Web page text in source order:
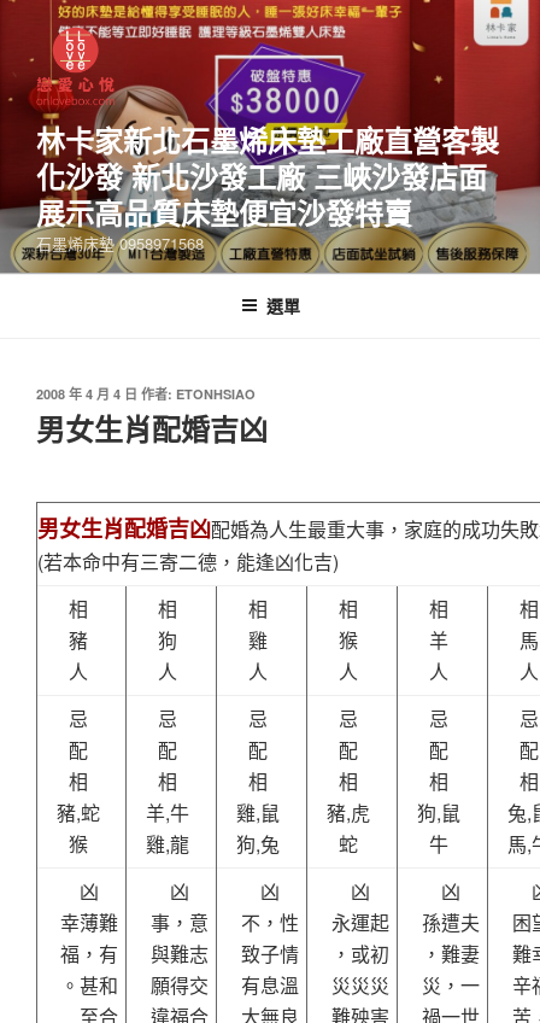
林卡家新北石墨烯床墊工廠直營客製
化沙發 新北沙發工廠 三峽沙發店面
展示高品質床墊便宜沙發特賣
石墨烯床墊 0958971568
選單
2008 年 4 月 4 日 作者: ETONHSIAO
男女生肖配婚吉凶
男女生肖配婚吉凶配婚為人生最重大事，家庭的成功失
(若本命中有三寄二德，能逢凶化吉)
相
豬
人
相
狗
人
相
雞
人
相
猴
人
相
羊
人
相
馬
人
忌
配
相
豬,蛇
猴
忌
配
相
羊,牛
雞,龍
忌
配
相
雞,鼠
狗,兔
忌
配
相
豬,虎
蛇
忌
配
相
狗,鼠
牛
忌
配
相
兔,
馬,
凶
幸薄難
福，有
。甚和
至合
凶
事，意
與難志
願得交
違福合
凶
不，性
致子情
有息溫
大無良
凶
永運起
，或初
災災災
難殃害
凶
孫遭夫
，難妻
災，一
禍一世
困
難
辛
苦